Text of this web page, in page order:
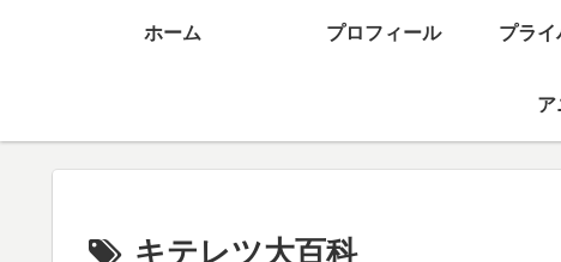
ホーム プロフィール プラ
ア
キテレツ大百科